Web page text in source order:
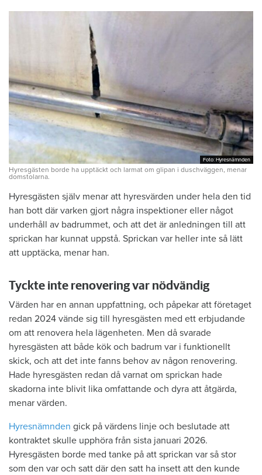
Foto: Hyresnämnden
Foto: Hyresnämnden
Hyresgästen borde ha upptäckt och larmat om glipan i duschväggen, menar
domstolarna.
Hyresgästen själv menar att hyresvärden under hela den tid
han bott där varken gjort några inspektioner eller något
underhåll av badrummet, och att det är anledningen till att
sprickan har kunnat uppstå. Sprickan var heller inte så lätt
att upptäcka, menar han.
Tyckte inte renovering var nödvändig
Värden har en annan uppfattning, och påpekar att företaget
redan 2024 vände sig till hyresgästen med ett erbjudande
om att renovera hela lägenheten. Men då svarade
hyresgästen att både kök och badrum var i funktionellt
skick, och att det inte fanns behov av någon renovering.
Hade hyresgästen redan då varnat om sprickan hade
skadorna inte blivit lika omfattande och dyra att åtgärda,
menar värden.
Hyresnämnden gick på värdens linje och beslutade att
kontraktet skulle upphöra från sista januari 2026.
Hyresgästen borde med tanke på att sprickan var så stor
som den var och satt där den satt ha insett att den kunde